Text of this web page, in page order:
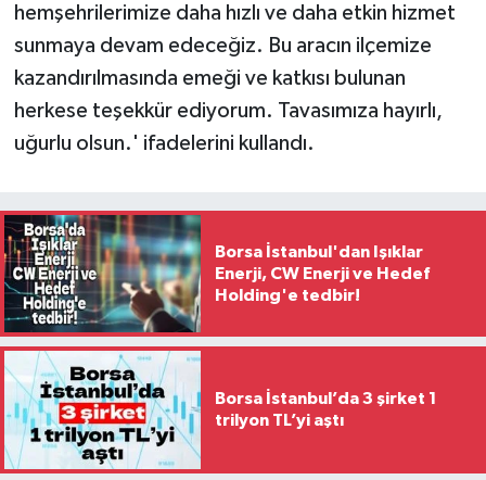
hemşehrilerimize daha hızlı ve daha etkin hizmet
sunmaya devam edeceğiz. Bu aracın ilçemize
kazandırılmasında emeği ve katkısı bulunan
herkese teşekkür ediyorum. Tavasımıza hayırlı,
uğurlu olsun.' ifadelerini kullandı.
Borsa İstanbul'dan Işıklar
Enerji, CW Enerji ve Hedef
Holding'e tedbir!
Borsa İstanbul’da 3 şirket 1
trilyon TL’yi aştı